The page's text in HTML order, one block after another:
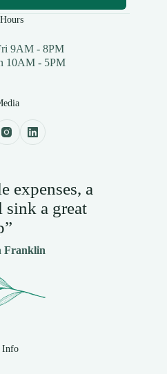
9AM - 8PM
10AM - 5PM
expenses, a
a great
Franklin
Info